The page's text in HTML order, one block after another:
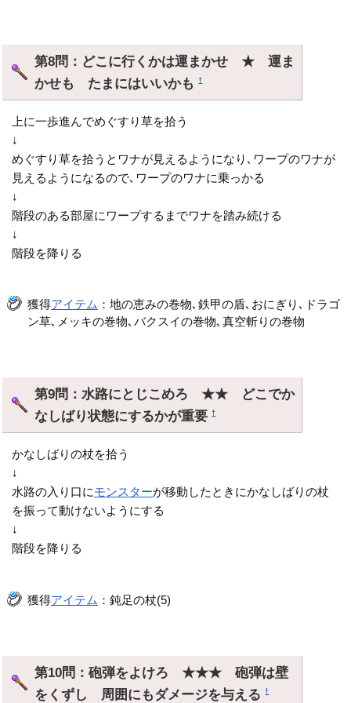
第8問：どこに行くかは運まかせ ★ 運ま
かせも たまにはいいかも†
上に一歩進んでめぐすり草を拾う
↓
めぐすり草を拾うとワナが見えるようになり､ワープのワナが
見えるようになるので､ワープのワナに乗っかる
↓
階段のある部屋にワープするまでワナを踏み続ける
↓
階段を降りる
獲得アイテム ：地の恵みの巻物､鉄甲の盾､おにぎり､ドラゴ
ン草､メッキの巻物､バクスイの巻物､真空斬りの巻物
第9問：水路にとじこめろ ★★ どこでか
なしばり状態にするかが重要†
かなしばりの杖を拾う
↓
水路の入り口にモンスターが移動したときにかなしばりの杖
を振って動けないようにする
↓
階段を降りる
獲得アイテム ：鈍足の杖(5)
第10問：砲弾をよけろ ★★★ 砲弾は壁
をくずし 周囲にもダメージを与える†